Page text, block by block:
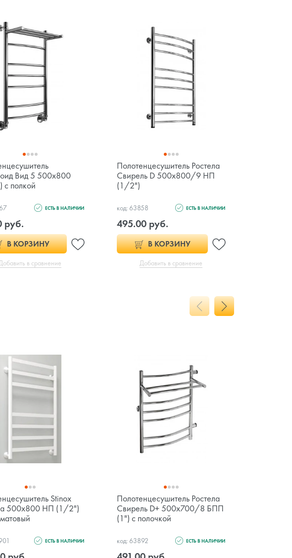
Вид 5 500х800
полкой
ЕСТЬ В НАЛИЧИИ
руб.
В КОРЗИНУ
в сравнение
Полотенцесушитель Ростела
Свирель D 500х800/9 НП
(1/2")
код: 63858 ЕСТЬ В НАЛИЧИИ
495.00 руб.
В КОРЗИНУ
Добавить в сравнение
Stinox
500x800 НП (1/2")
ЕСТЬ В НАЛИЧИИ
Полотенцесушитель Ростела
Свирель D+ 500x700/8 БПП
(1") с полочкой
код: 63892 ЕСТЬ В НАЛИЧИИ